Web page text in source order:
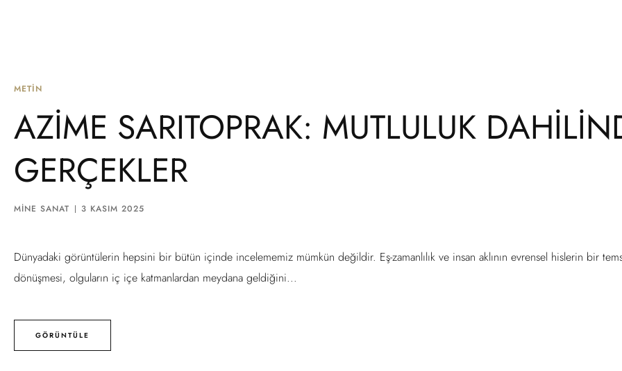
METIN
AZİME SARITOPRAK: MUTLULUK
GERÇEKLER
MINE SANAT 3 KASIM 2025
Dünyadaki görüntülerin hepsini bir bütün içinde incelememiz mümkün değildir. Eş-zamanlılık ve insan aklının evrensel hislerin bir
dönüşmesi, olguların iç içe katmanlardan meydana geldiğini...
GÖRÜNTÜLE